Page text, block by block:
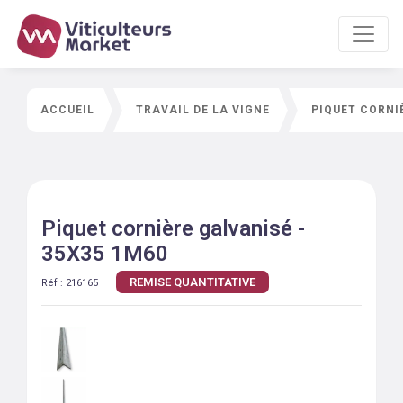
ACCUEIL TRAVAIL DE LA VIGNE PIQUET
Piquet cornière galvanisé -
35X35 1M60
Réf : 216165 REMISE QUANTITATIVE